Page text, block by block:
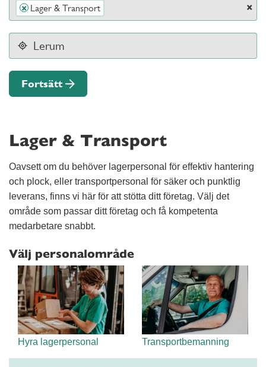
×
× Lager & Transport
Fortsätt
Lager & Transport
Oavsett om du behöver lagerpersonal för effektiv hantering
och plock, eller transportpersonal för säker och punktlig
leverans, finns vi här för att stötta ditt företag. Välj det
område som passar ditt företag och få kompetenta
medarbetare snabbt.
Välj personalområde
Hyra lagerpersonal Transportbemanning